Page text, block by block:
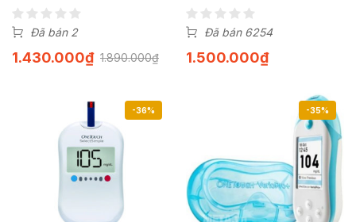
Đã bán 2
1.890.000₫
1.430.000₫
Đã bán 6254
1.500.000₫
-36% -35%